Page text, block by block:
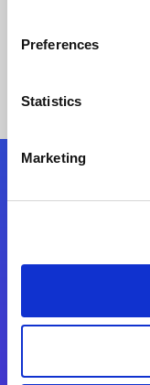
Preferences
Statistics
Marketing